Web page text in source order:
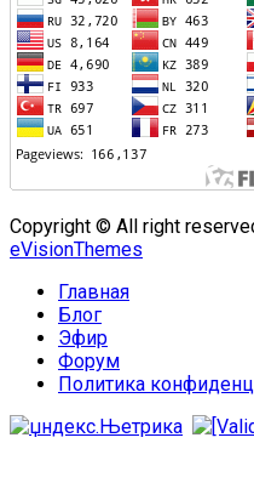
Copyright © All right
eVisionThemes
Главная
Блог
Эфир
Форум
Политика